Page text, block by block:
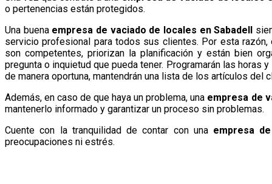
o pertenencias están protegidos.
Una buena empresa de vaciado de locales en Sabadell
servicio profesional para todos sus clientes. Por esta
son competentes, priorizan la planificación y están bien
pregunta o inquietud que pueda tener. Programarán las horas
de manera oportuna, mantendrán una lista de los artículos del
Además, en caso de que haya un problema, una empresa de
mantenerlo informado y garantizar un proceso sin problemas.
Cuente con la tranquilidad de contar con una empresa
preocupaciones ni estrés.